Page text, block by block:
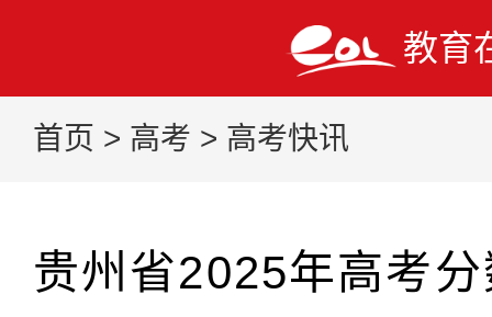
教育
首页 > 高考 > 高考快讯
贵州省2025年高考